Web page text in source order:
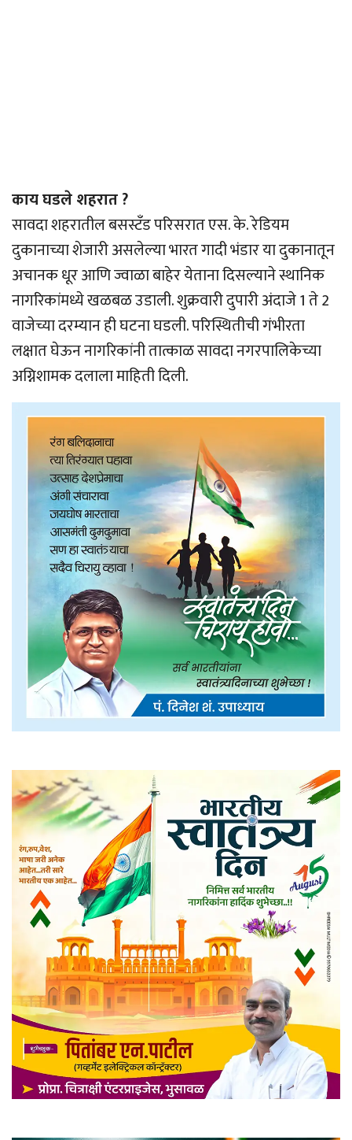
काय घडले शहरात ?
सावदा शहरातील बसस्टँड परिसरात एस. के. रेडियम
दुकानाच्या शेजारी असलेल्या भारत गादी भंडार या दुकानातून
अचानक धूर आणि ज्वाळा बाहेर येताना दिसल्याने स्थानिक
नागरिकांमध्ये खळबळ उडाली. शुक्रवारी दुपारी अंदाजे 1 ते 2
वाजेच्या दरम्यान ही घटना घडली. परिस्थितीची गंभीरता
लक्षात घेऊन नागरिकांनी तात्काळ सावदा नगरपालिकेच्या
अग्निशामक दलाला माहिती दिली.